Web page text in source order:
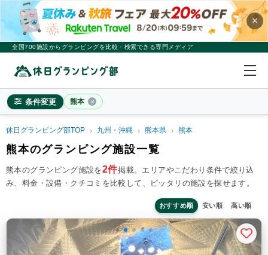
×
全国700施設からグランピングを比較・検索できる専門メディア
条件変更 熊本
2 名 × 1室
料金目安※4名利用時の1名最安値
40,000円~/人
カップル 子連れ 大人数(グループ) ペット連れ
施設タイプ
ドームテント コットンテント コテージ・ロッジ
休日グランピング部TOP 九州・沖縄 熊本県 熊本
熊本のグランピング施設一覧
熊本のグランピング施設を2件掲載。 エリアやこだわり条件で絞り込
み、料金・設備・クチコミを比較して、ピッタリの施設を探せます。
おすすめ順 安い順 高い順